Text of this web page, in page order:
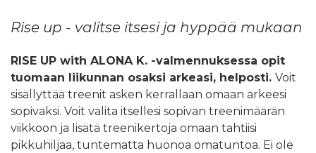
Rise up - valitse itsesi ja hyppää mukaan
RISE UP with ALONA K. -valmennuksessa opit
tuomaan liikunnan osaksi arkeasi, helposti. Voit
sisällyttää treenit asken kerrallaan omaan arkeesi
sopivaksi. Voit valita itsellesi sopivan treenimäärän
viikkoon ja lisätä treenikertoja omaan tahtiisi
pikkuhiljaa, tuntematta huonoa omatuntoa. Ei ole